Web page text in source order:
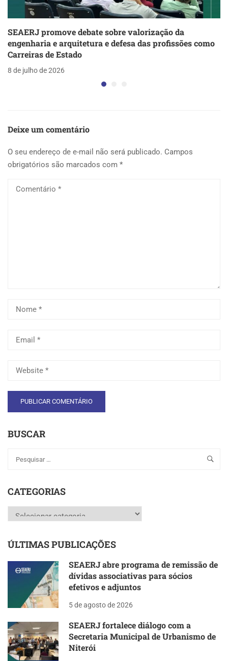
SEAERJ promove debate sobre valorização da
engenharia e arquitetura e defesa das profissões como
Carreiras de Estado
8 de julho de 2026
Deixe um comentário
O seu endereço de e-mail não será publicado. Campos
obrigatórios são marcados com *
BUSCAR
CATEGORIAS
Categorias
ÚLTIMAS PUBLICAÇÕES
SEAERJ abre programa de remissão de
dívidas associativas para sócios
efetivos e adjuntos
5 de agosto de 2026
SEAERJ fortalece diálogo com a
Secretaria Municipal de Urbanismo de
Niterói